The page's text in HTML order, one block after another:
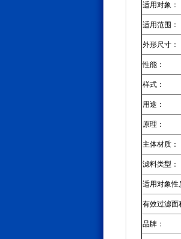
适用对象：
适用范围：
外形尺寸：
性能：
样式：
用途：
原理：
主体材质：
滤料类型：
适用对象性
有效过滤面
品牌：